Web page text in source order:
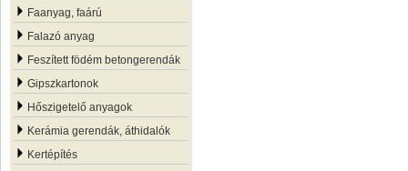
Faanyag, faárú
Falazó anyag
Feszített födém betongerendák
Gipszkartonok
Hőszigetelő anyagok
Kerámia gerendák, áthidalók
Kertépítés